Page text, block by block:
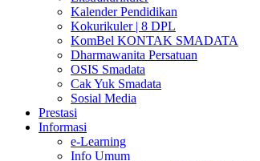
Kalender Pendidikan
Kokurikuler | 8 DPL
KomBel KONTAK SMADATA
Dharmawanita Persatuan
OSIS Smadata
Cak Yuk Smadata
Sosial Media
Prestasi
Informasi
e-Learning
Info Umum